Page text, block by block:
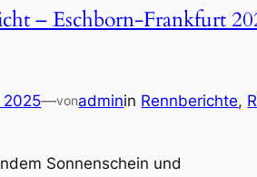
– Eschborn-Frankfurt
2025—vonadminin Rennberichte,
Sonnenschein und